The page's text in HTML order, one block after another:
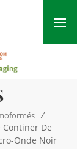
/
Continer De
Onde Noir